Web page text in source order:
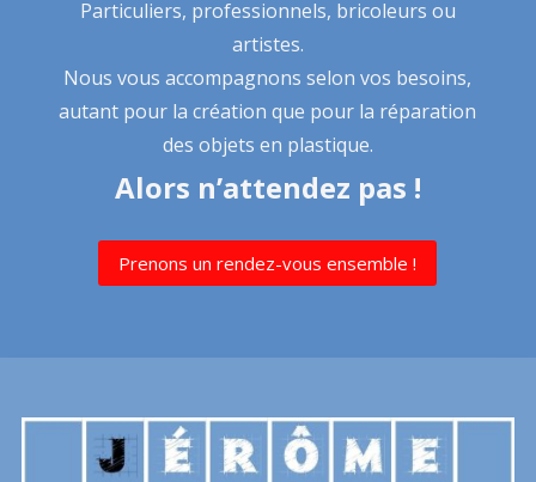
Particuliers, professionnels, bricoleurs ou
artistes.
Nous vous accompagnons selon vos besoins,
autant pour la création que pour la réparation
des objets en plastique.
Alors n’attendez pas !
Prenons un rendez-vous ensemble !